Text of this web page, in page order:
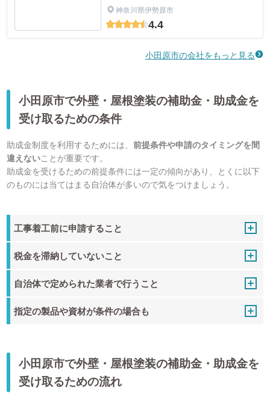
神奈川県伊勢原市
4.4
小田原市の会社をもっと見る
小田原市で外壁・屋根塗装の補助金・助成金を
受け取るための条件
助成金制度を利用するためには、前提条件や申請のタイミングを間
違えないことが重要です。
助成金を受けるための前提条件には一定の傾向があり、とくに以下
のものには当てはまる自治体が多いので気をつけましょう。
工事着工前に申請すること
税金を滞納していないこと
自治体で定められた業者で行うこと
指定の製品や資材が条件の場合も
小田原市で外壁・屋根塗装の補助金・助成金を
受け取るための流れ